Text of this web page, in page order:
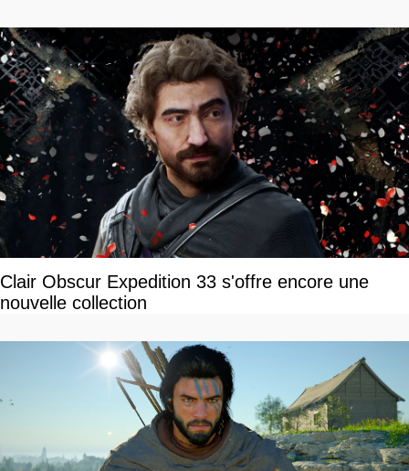
Clair Obscur Expedition 33 s'offre encore une
nouvelle collection